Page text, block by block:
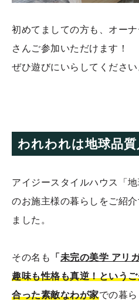
初めてましての方も、オー
さんご参加いただけます！
ぜひ遊びにいらしてください
われわれは地球品質
アイジースタイルハウス「
のお施主様の暮らしをご紹
ました。
その名も 「 未完の美学 アリ
趣味も性格も真逆！という
合った素敵なわが家での暮